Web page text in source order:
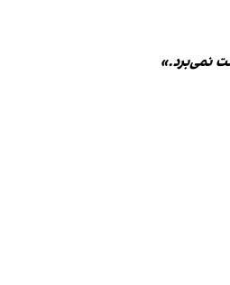
نمی‌برد.»